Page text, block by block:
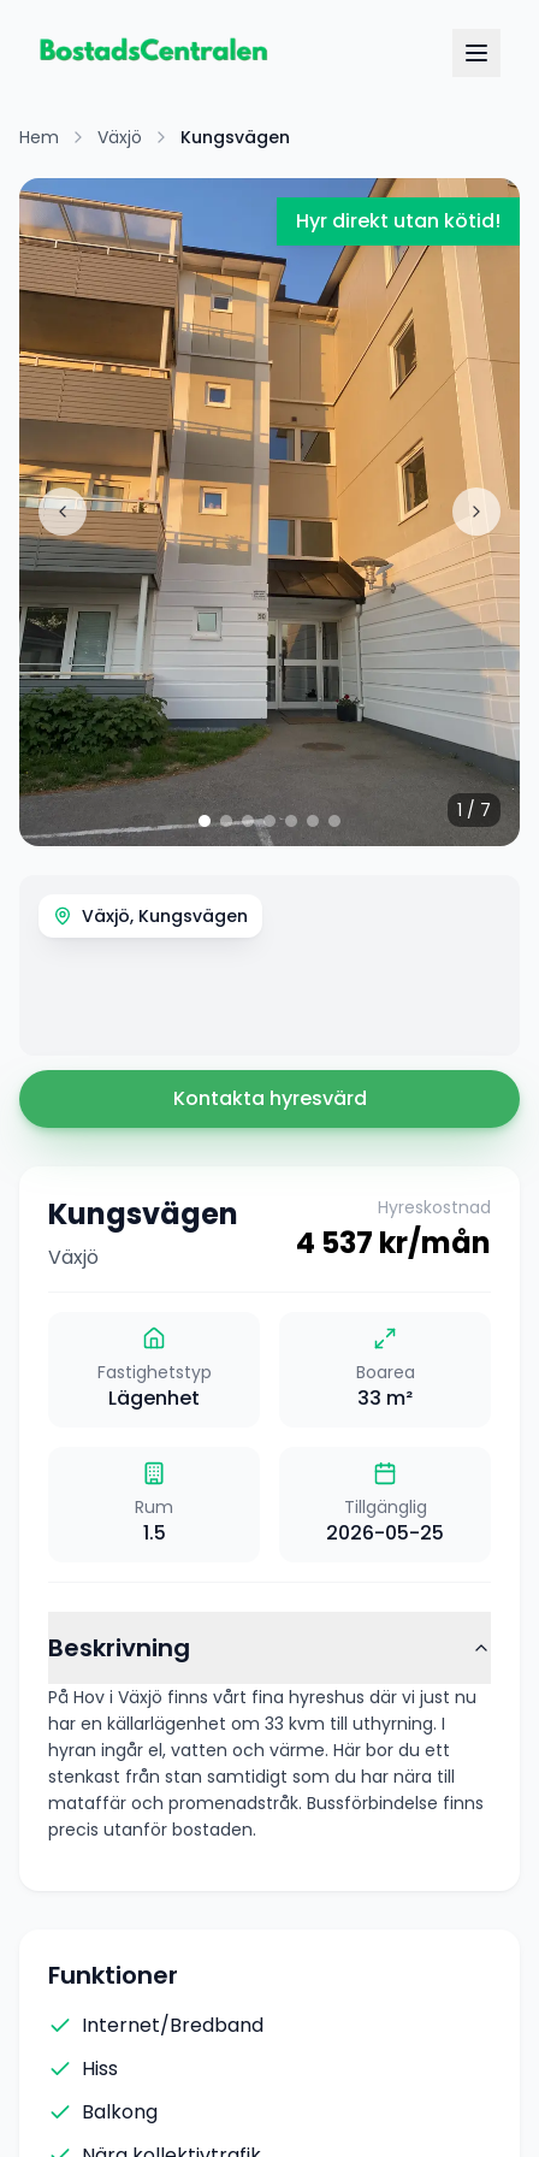
Hem Växjö Kungsvägen
Hyr direkt utan kötid!
1 / 7
Växjö, Kungsvägen
Kontakta hyresvärd
Kungsvägen
Växjö
Hyreskostnad
4 537 kr/mån
Fastighetstyp
Lägenhet
Boarea
33 m²
Rum
1.5
Tillgänglig
2026-05-25
Beskrivning
På Hov i Växjö finns vårt fina hyreshus där vi just nu
har en källarlägenhet om 33 kvm till uthyrning. I
hyran ingår el, vatten och värme. Här bor du ett
stenkast från stan samtidigt som du har nära till
mataffär och promenadstråk. Bussförbindelse finns
precis utanför bostaden.
Funktioner
Internet/Bredband
Hiss
Balkong